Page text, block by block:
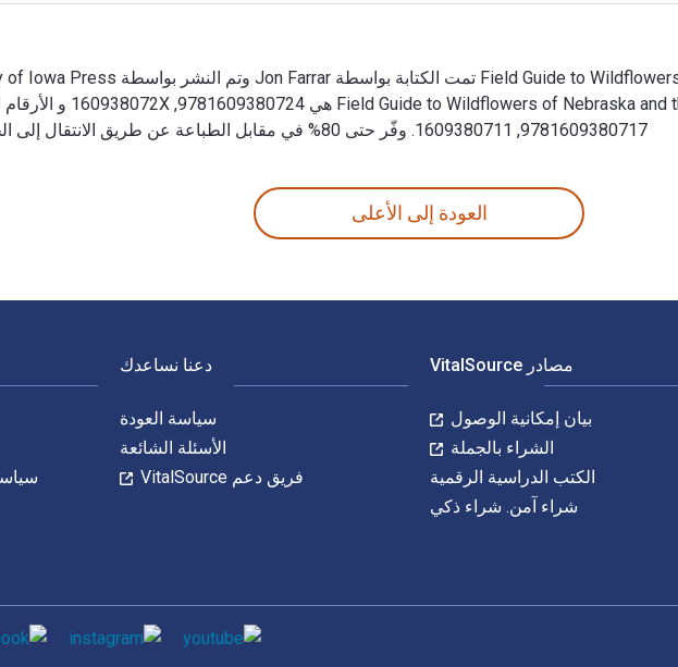
9781609380717, 1609380711. وفّر حتى 80% في مقابل الطباعة عن طريق الانتقال إلى الحياة الرقمية من خلال VitalSource.
العودة إلى الأعلى
مصادر VitalSource
بيان إمكانية الوصول
الشراء بالجملة
الكتب الدراسية الرقمية
شراء آمن. شراء ذكي
دعنا نساعدك
سياسة العودة
الأسئلة الشائعة
فريق دعم VitalSource
وسائل التواصل الاجتماعي